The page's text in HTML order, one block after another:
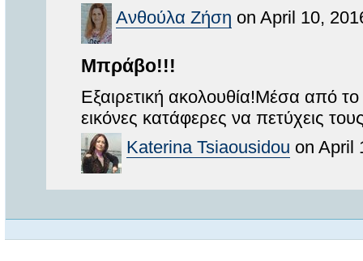
Ανθούλα Ζήση on April 10,
Μπράβο!!!
Εξαιρετική ακολουθία!Μέσα από το
εικόνες κατάφερες να πετύχεις
Katerina Tsiaousidou on April